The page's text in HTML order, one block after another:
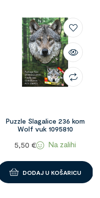
Puzzle Slagalice 236 kom
Wolf vuk 1095810
5,50€ Na zalihi
DODAJ U KOŠARICU